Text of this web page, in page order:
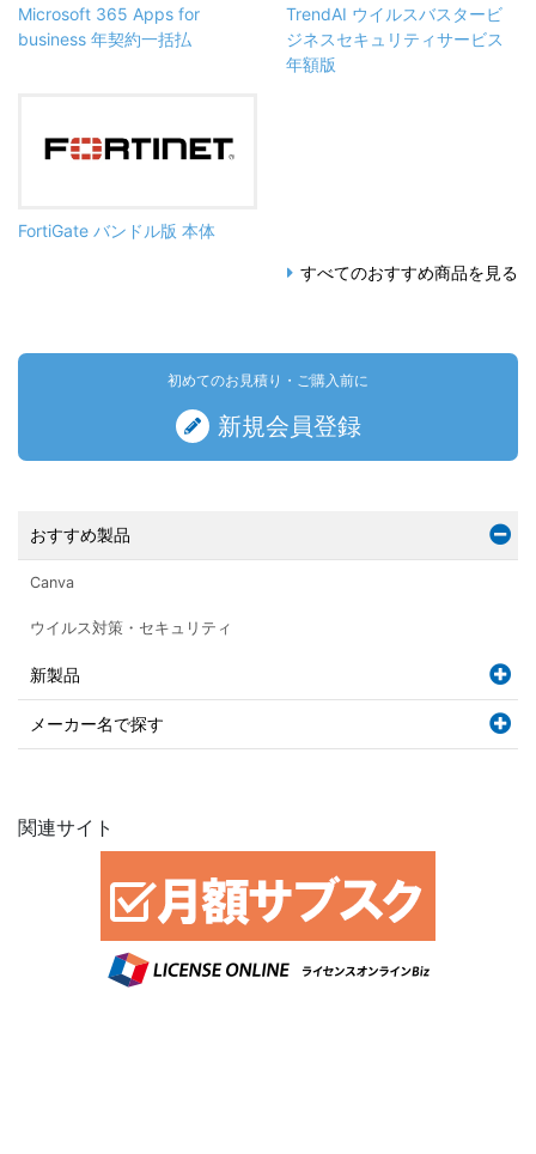
Microsoft 365 Apps for
business 年契約一括払
TrendAI ウイルスバスタービ
ジネスセキュリティサービス
年額版
FortiGate バンドル版 本体
すべてのおすすめ商品を見る
初めてのお見積り・ご購入前に
新規会員登録
おすすめ製品
Canva
ウイルス対策・セキュリティ
新製品
メーカー名で探す
関連サイト